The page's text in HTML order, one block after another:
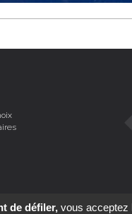
MaSolutionWeb.com
de défiler, vous acceptez